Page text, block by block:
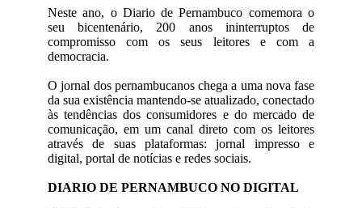
Neste ano, o Diario de Pernambuco comemora o
seu bicentenário, 200 anos ininterruptos de
compromisso com os seus leitores e com a
democracia.
O jornal dos pernambucanos chega a uma nova fase
da sua existência mantendo-se atualizado, conectado
às tendências dos consumidores e do mercado de
comunicação, em um canal direto com os leitores
através de suas plataformas: jornal impresso e
digital, portal de notícias e redes sociais.
DIARIO DE PERNAMBUCO NO DIGITAL